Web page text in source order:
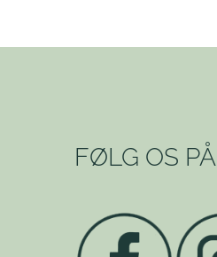
FØLG OS PÅ